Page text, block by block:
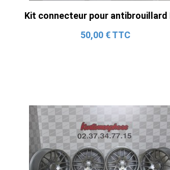
Kit connecteur pour antibrouillard
50,00 € TTC